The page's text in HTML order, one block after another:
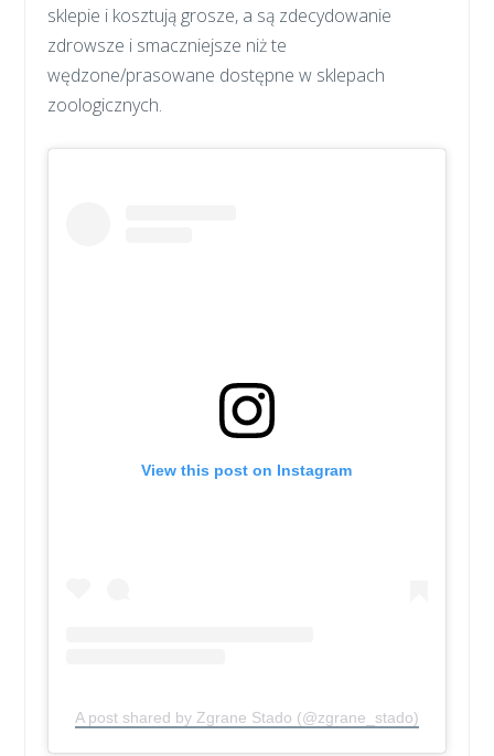
sklepie i kosztują grosze, a są zdecydowanie
zdrowsze i smaczniejsze niż te
wędzone/prasowane dostępne w sklepach
zoologicznych.
View this post on Instagram
A post shared by Zgrane Stado (@zgrane_stado)